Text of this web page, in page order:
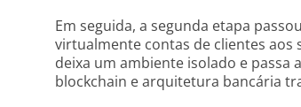
Em seguida, a segunda etapa
virtualmente contas de clientes
deixa um ambiente isolado e
blockchain e arquitetura bancária